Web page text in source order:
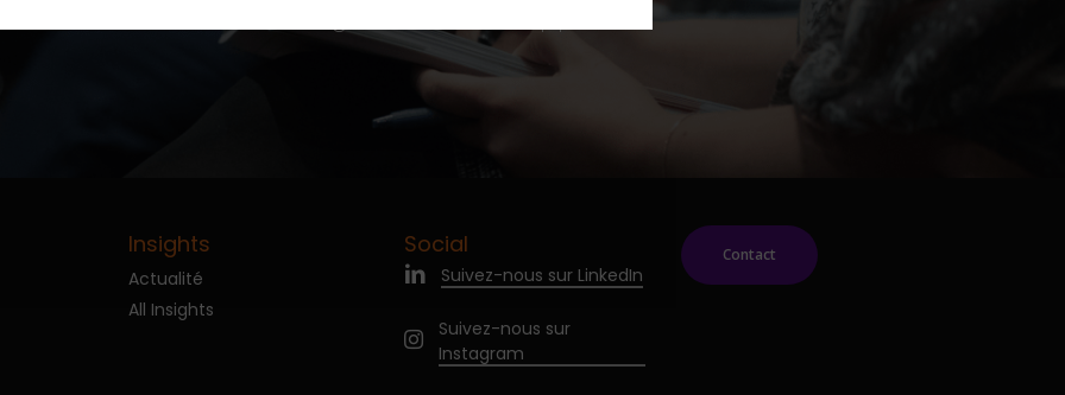
Insights
Actualité
All Insights
Social
Suivez-nous sur LinkedIn
Suivez-nous sur
Instagram
Contact